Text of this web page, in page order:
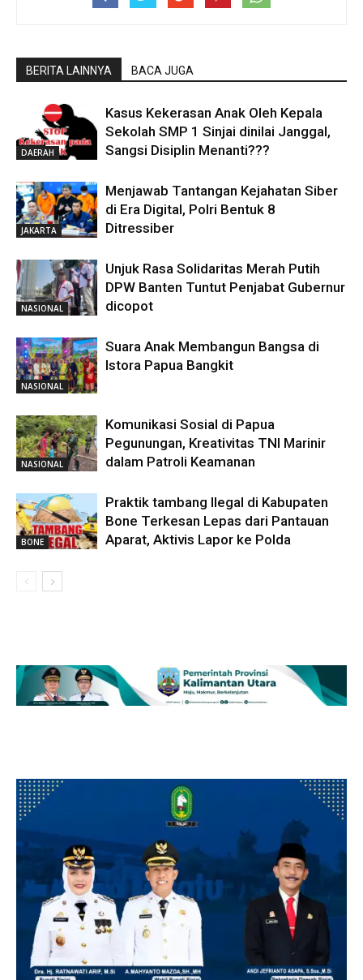
BERITA LAINNYA BACA JUGA
DAERAH
Kasus Kekerasan Anak Oleh Kepala
Sekolah SMP 1 Sinjai dinilai Janggal,
Sangsi Disiplin Menanti???
JAKARTA
Menjawab Tantangan Kejahatan Siber
di Era Digital, Polri Bentuk 8
Ditressiber
NASIONAL
Unjuk Rasa Solidaritas Merah Putih
DPW Banten Tuntut Penjabat Gubernur
dicopot
NASIONAL
Suara Anak Membangun Bangsa di
Istora Papua Bangkit
NASIONAL
Komunikasi Sosial di Papua
Pegunungan, Kreativitas TNI Marinir
dalam Patroli Keamanan
BONE
Praktik tambang Ilegal di Kabupaten
Bone Terkesan Lepas dari Pantauan
Aparat, Aktivis Lapor ke Polda